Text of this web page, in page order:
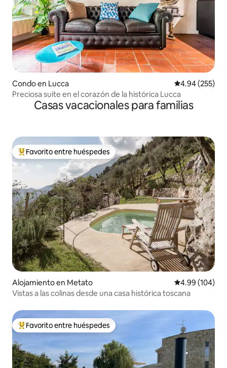
Condo en Lucca Calificación
4.94 (255)
Preciosa suite en el corazón de la histórica Lucca
Casas vacacionales para familias
Favorito entre huéspedes preferido
Favorito entre huéspedes
Alojamiento en Metato Calificación
4.99 (104)
Vistas a las colinas desde una casa histórica toscana
Favorito entre huéspedes preferido
Favorito entre huéspedes